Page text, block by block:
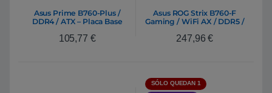
Asus Prime B760-Plus /
DDR4 / ATX – Placa Base
105,77 €
Asus ROG Strix B760-F
Gaming / WiFi AX / DDR5 /
247,96€
SÓLO QUEDAN 1